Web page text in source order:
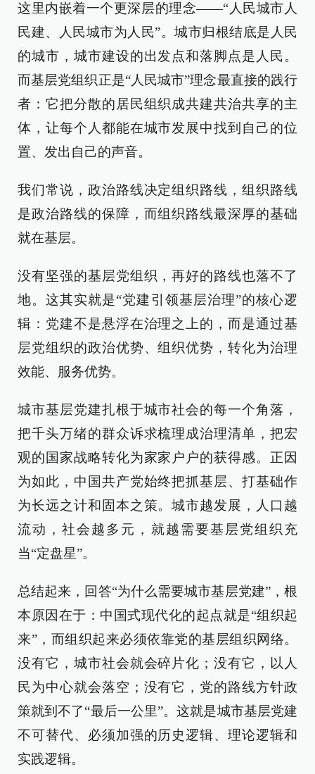
这里内嵌着一个更深层的理念——“人民城市人
民建、人民城市为人民”。城市归根结底是人民
的城市，城市建设的出发点和落脚点是人民。
而基层党组织正是“人民城市”理念最直接的践行
者：它把分散的居民组织成共建共治共享的主
体，让每个人都能在城市发展中找到自己的位
置、发出自己的声音。
我们常说，政治路线决定组织路线，组织路线
是政治路线的保障，而组织路线最深厚的基础
就在基层。
没有坚强的基层党组织，再好的路线也落不了
地。这其实就是“党建引领基层治理”的核心逻
辑：党建不是悬浮在治理之上的，而是通过基
层党组织的政治优势、组织优势，转化为治理
效能、服务优势。
城市基层党建扎根于城市社会的每一个角落，
把千头万绪的群众诉求梳理成治理清单，把宏
观的国家战略转化为家家户户的获得感。正因
为如此，中国共产党始终把抓基层、打基础作
为长远之计和固本之策。城市越发展，人口越
流动，社会越多元，就越需要基层党组织充
当“定盘星”。
总结起来，回答“为什么需要城市基层党建”，根
本原因在于：中国式现代化的起点就是“组织起
来”，而组织起来必须依靠党的基层组织网络。
没有它，城市社会就会碎片化；没有它，以人
民为中心就会落空；没有它，党的路线方针政
策就到不了“最后一公里”。这就是城市基层党建
不可替代、必须加强的历史逻辑、理论逻辑和
实践逻辑。